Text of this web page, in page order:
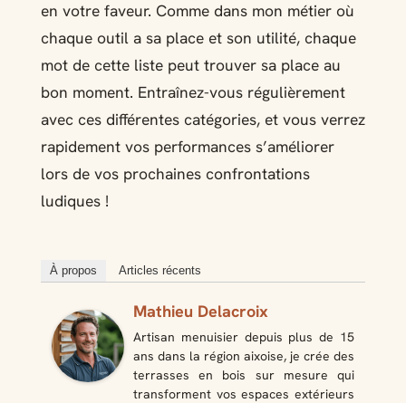
en votre faveur. Comme dans mon métier où
chaque outil a sa place et son utilité, chaque
mot de cette liste peut trouver sa place au
bon moment. Entraînez-vous régulièrement
avec ces différentes catégories, et vous verrez
rapidement vos performances s’améliorer
lors de vos prochaines confrontations
ludiques !
À propos Articles récents
Mathieu Delacroix
Artisan menuisier depuis plus de 15
ans dans la région aixoise, je crée des
terrasses en bois sur mesure qui
transforment vos espaces extérieurs